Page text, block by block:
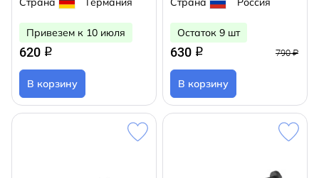
Привезем к 10 июля
620 q
В корзину
Остаток 9 шт
630 q 790 ₽
В корзину